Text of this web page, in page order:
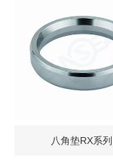
八角垫RX系列